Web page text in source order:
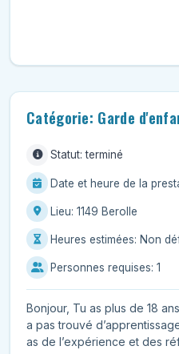
Catégorie: Garde
Statut: terminé
Date et heure de la
Lieu: 1149 Berolle
Heures estimées: Non
Personnes requises: 1
Bonjour, Tu as plus de 18 ans (Pas une obligation) et tu n
a pas trouvé d’apprentissage ? Tu aimes les enfants
as de l’expérience et des